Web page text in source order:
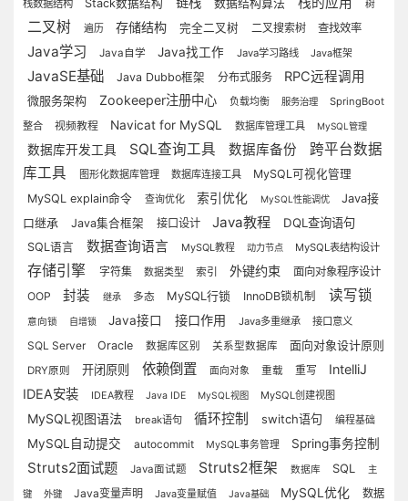
栈数据结构
Stack数据结构 树
二叉树 遍历 存储结构 完全二叉树 二叉搜索树 查找效率
Java学习 Java自学 Java找工作 Java学习路线 Java框架
JavaSE基础 Java Dubbo框架 分布式服务 RPC远程调用
微服务架构 Zookeeper注册中心 负载均衡 服务治理
SpringBoot
整合
视频教程 Navicat for MySQL 数据库管理工具 MySQL管理
数据库开发工具 SQL查询工具 数据库备份
跨平台数据
库工具
图形化数据库管理 数据库连接工具
MySQL可视化管理
MySQL explain命令
查询优化 索引优化 MySQL性能调优
Java接
口继承
Java集合框架 接口设计 Java教程 DQL查询语句
SQL语言 数据查询语言 MySQL教程 动力节点 MySQL表结构设计
存储引擎 字符集 数据类型 索引 外键约束
面向对象程序设计
OOP
封装 继承 多态 MySQL行锁 InnoDB锁机制 读写锁
意向锁 自增锁 Java接口 接口作用 Java多重继承 接口意义
SQL Server Oracle 数据库区别 关系型数据库 面向对象设计原则
DRY原则 开闭原则 依赖倒置 面向对象 重载 重写
IntelliJ
IDEA安装
IDEA教程 Java IDE MySQL视图 MySQL创建视图
MySQL视图语法 break语句 循环控制 switch语句 编程基础
MySQL自动提交 autocommit MySQL事务管理 Spring事务控制
Struts2面试题 Java面试题 Struts2框架 数据库 SQL 主
键 外键 Java变量声明 Java变量赋值 Java基础 MySQL优化
数据